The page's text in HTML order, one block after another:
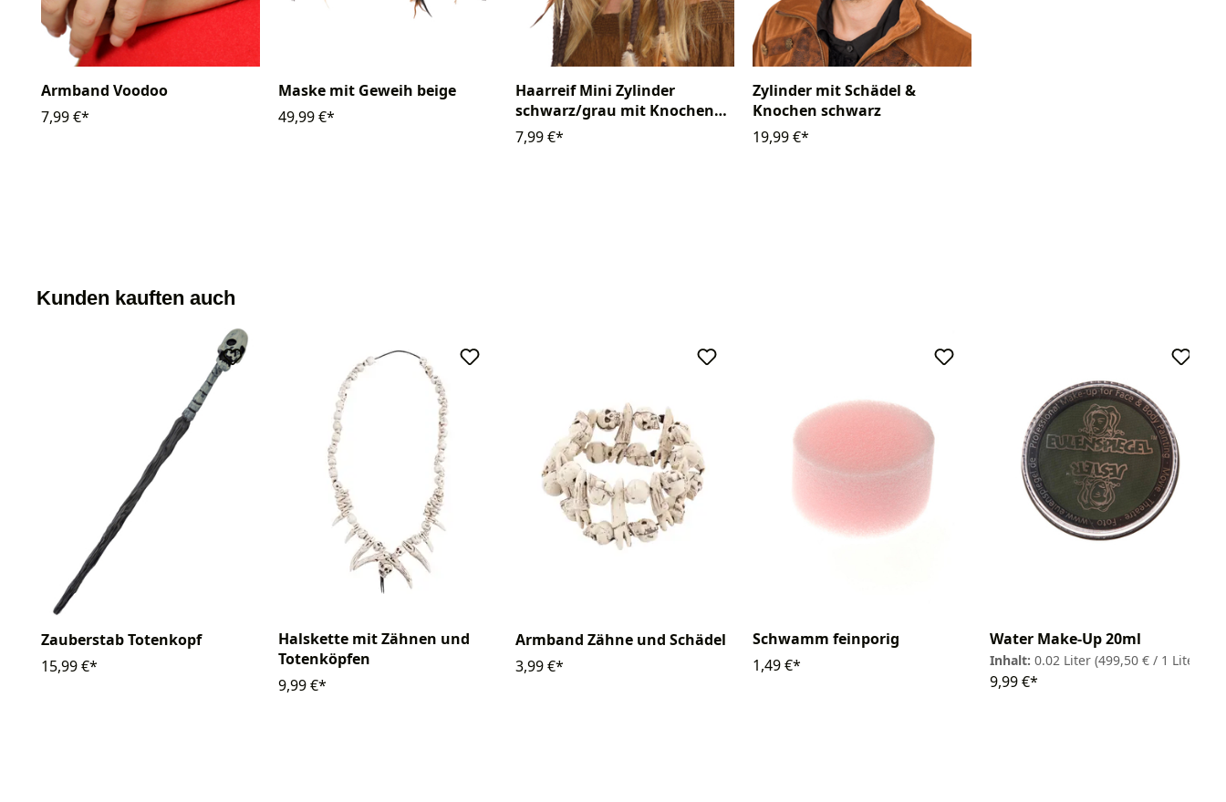
Armband Voodoo
7,99 €*
Maske mit Geweih beige
49,99 €*
Haarreif Mini Zylinder
schwarz/grau mit Knochen
und Federn
7,99 €*
Zylinder mit Schädel &
Knochen schwarz
19,99 €*
Kunden kauften auch
Zauberstab Totenkopf
15,99 €*
Halskette mit Zähnen und
Totenköpfen
9,99 €*
Armband Zähne und Schädel
3,99 €*
Schwamm feinporig
1,49 €*
Water Make-Up 20ml
Inhalt: 0.02 Liter (499,50 € / 1 Liter)
9,99 €*